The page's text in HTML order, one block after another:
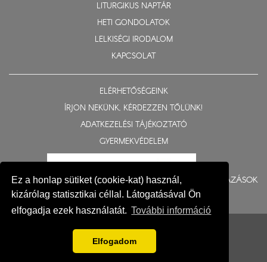
Ez a honlap sütiket (cookie-kat) használ,
kizárólag statisztikai céllal. Látogatásával Ön
elfogadja ezek használatát. További információ
Elfogadom
LITURGIKUS NAPTÁR
HETI GONDOLATOK
LELKISÉGI IRODALOM
KAPCSOLAT
ELÉRHETŐSÉGEINK
ÍRJON NEKÜNK, KÉRDEZZEN TŐLÜNK!
ADATKEZELÉSI TÁJÉKOZTATÓ
GYERMEKVÉDELEM
BERUHÁZÁSOK
Impresszum